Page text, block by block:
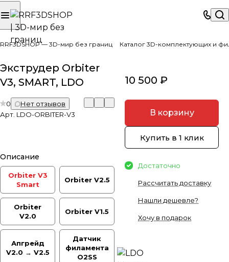
RRF3DSHOP — 3D-мир без границ Каталог 3D-комплектующих и
Экструдер Orbiter
V3, SMART, LDO
0
Нет отзывов
Арт. LDO-ORBITER-V3
Описание
Orbiter V3
Smart
Orbiter V2.5
Orbiter
V2.0
Orbiter V1.5
Апгрейд
V2.0 → V2.5
Датчик
филамента
O2SS
10 500 ₽
В корзину
Купить в 1 клик
Достаточно
Рассчитать доставку
Нашли дешевле?
Хочу в подарок